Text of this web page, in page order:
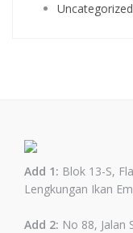
Uncategorized
Add 1: Blok 13-S,
Lengkungan Ikan
Add 2: No 88, Jalan